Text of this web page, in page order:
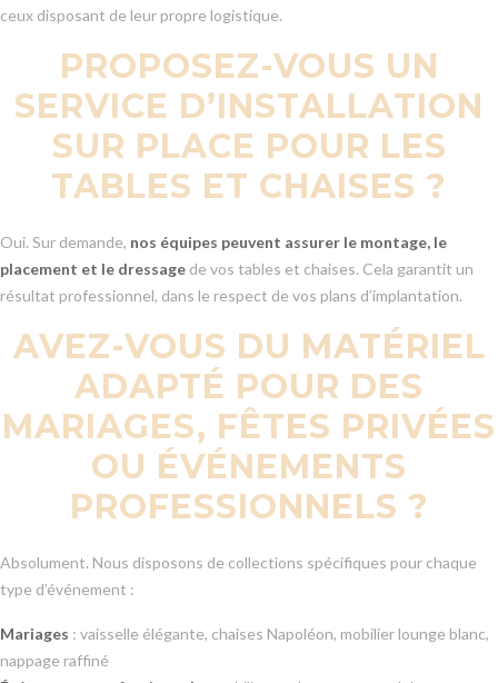
ceux disposant de leur propre logistique.
PROPOSEZ-VOUS UN
SERVICE D’INSTALLATION
SUR PLACE POUR LES
TABLES ET CHAISES ?
Oui. Sur demande, nos équipes peuvent assurer le montage, le
placement et le dressage de vos tables et chaises. Cela garantit un
résultat professionnel, dans le respect de vos plans d’implantation.
AVEZ-VOUS DU MATÉRIEL
ADAPTÉ POUR DES
MARIAGES, FÊTES PRIVÉES
OU ÉVÉNEMENTS
PROFESSIONNELS ?
Absolument. Nous disposons de collections spécifiques pour chaque
type d’événement :
Mariages : vaisselle élégante, chaises Napoléon, mobilier lounge blanc,
nappage raffiné